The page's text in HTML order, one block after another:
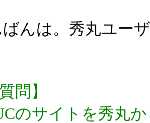
ばんは。秀丸ユー
問】
のサイトを秀丸